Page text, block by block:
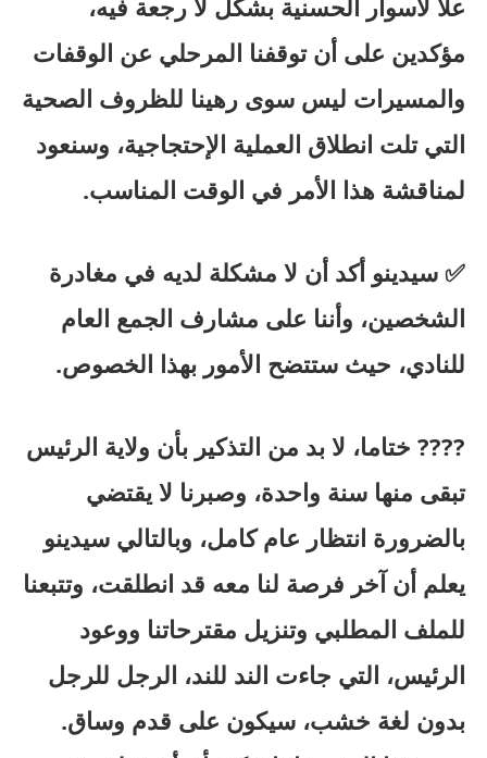
علا لأسوار الحسنية بشكل لا رجعة فيه،
مؤكدين على أن توقفنا المرحلي عن الوقفات
والمسيرات ليس سوى رهينا للظروف الصحية
التي تلت انطلاق العملية الإحتجاجية، وسنعود
لمناقشة هذا الأمر في الوقت المناسب.
✅ سيدينو أكد أن لا مشكلة لديه في مغادرة
الشخصين، وأننا على مشارف الجمع العام
للنادي، حيث ستتضح الأمور بهذا الخصوص.
???? ختاما، لا بد من التذكير بأن ولاية الرئيس
تبقى منها سنة واحدة، وصبرنا لا يقتضي
بالضرورة انتظار عام كامل، وبالتالي سيدينو
يعلم أن آخر فرصة لنا معه قد انطلقت، وتتبعنا
للملف المطلبي وتنزيل مقترحاتنا ووعود
الرئيس، التي جاءت الند للند، الرجل للرجل
بدون لغة خشب، سيكون على قدم وساق.